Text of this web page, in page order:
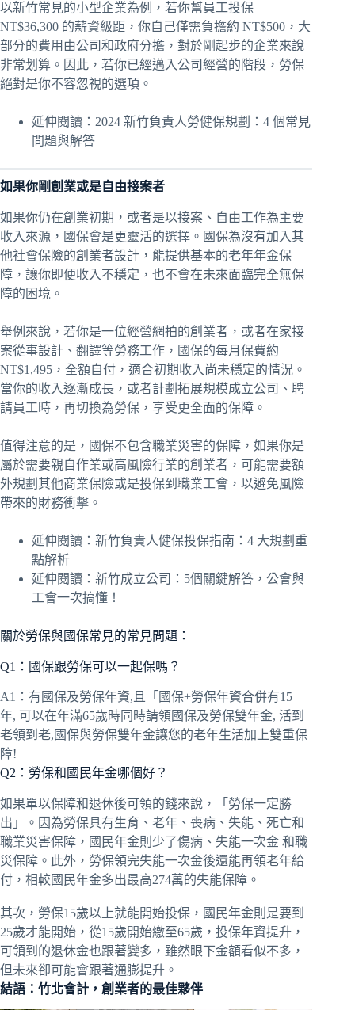
以新竹常見的小型企業為例，若你幫員工投保
NT$36,300 的薪資級距，你自己僅需負擔約 NT$500，大
部分的費用由公司和政府分擔，對於剛起步的企業來說
非常划算。因此，若你已經邁入公司經營的階段，勞保
絕對是你不容忽視的選項。
延伸閱讀： 2024 新竹負責人勞健保規劃：4 個常見
問題與解答
如果你剛創業或是自由接案者
如果你仍在創業初期，或者是以接案、自由工作為主要
收入來源，國保會是更靈活的選擇。國保為沒有加入其
他社會保險的創業者設計，能提供基本的老年年金保
障，讓你即便收入不穩定，也不會在未來面臨完全無保
障的困境。
舉例來說，若你是一位經營網拍的創業者，或者在家接
案從事設計、翻譯等勞務工作，國保的每月保費約
NT$1,495，全額自付，適合初期收入尚未穩定的情況。
當你的收入逐漸成長，或者計劃拓展規模成立公司、聘
請員工時，再切換為勞保，享受更全面的保障。
值得注意的是，國保不包含職業災害的保障，如果你是
屬於需要親自作業或高風險行業的創業者，可能需要額
外規劃其他商業保險或是投保到職業工會，以避免風險
帶來的財務衝擊。
延伸閱讀： 新竹負責人健保投保指南：4 大規劃重
點解析
延伸閱讀： 新竹成立公司：5個關鍵解答，公會與
工會一次搞懂！
關於勞保與國保常見的常見問題：
Q1：國保跟勞保可以一起保嗎？
A1：有國保及勞保年資,且「國保+勞保年資合併有15
年, 可以在年滿65歲時同時請領國保及勞保雙年金, 活到
老領到老,國保與勞保雙年金讓您的老年生活加上雙重保
障!
Q2：勞保和國民年金哪個好？
如果單以保障和退休後可領的錢來說，「勞保一定勝
出」。因為勞保具有生育、老年、喪病、失能、死亡和
職業災害保障，國民年金則少了傷病、失能一次金 和職
災保障。此外，勞保領完失能一次金後還能再領老年給
付，相較國民年金多出最高274萬的失能保障。
其次，勞保15歲以上就能開始投保，國民年金則是要到
25歲才能開始，從15歲開始繳至65歲，投保年資提升，
可領到的退休金也跟著變多，雖然眼下金額看似不多，
但未來卻可能會跟著通膨提升。
結語：竹北會計，創業者的最佳夥伴